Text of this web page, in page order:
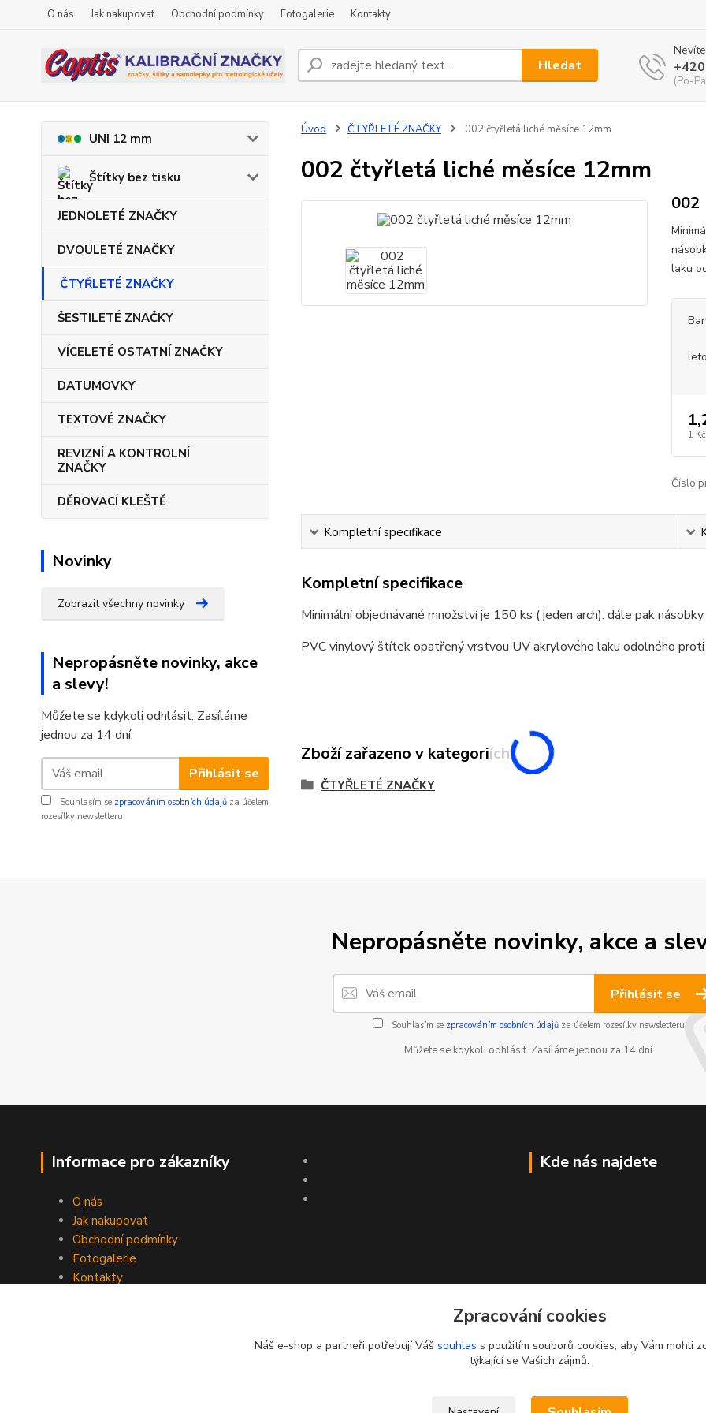
O nás Jak nakupovat Obchodní podmínky Fotogalerie Kontakty
Hledat
(Po-
UNI 12 mm
Štítky bez tisku
JEDNOLETÉ ZNAČKY
DVOULETÉ ZNAČKY
ČTYŘLETÉ ZNAČKY
ŠESTILETÉ ZNAČKY
VÍCELETÉ OSTATNÍ ZNAČKY
DATUMOVKY
TEXTOVÉ ZNAČKY
REVIZNÍ A KONTROLNÍ
ZNAČKY
DĚROVACÍ KLEŠTĚ
Novinky
Zobrazit všechny novinky
Nepropásněte novinky, akce
a slevy!
Můžete se kdykoli odhlásit. Zasíláme
jednou za 14 dní.
Přihlásit se
Souhlasím se zpracováním osobních údajů za účelem
rozesílky newsletteru.
Úvod ČTYŘLETÉ ZNAČKY 002 čtyřletá liché měsíce 12mm
002 čtyřletá liché měsíce 12mm
002
laku
1 Kč
Číslo
Kompletní specifikace
Kompletní specifikace
Minimální objednávané množství je 150 ks ( jeden arch). dále pak
PVC vinylový štítek opatřený vrstvou UV akrylového laku odolného
Zboží zařazeno v kategoriích
ČTYŘLETÉ ZNAČKY
Nepropásněte novinky, akce a
Přihlásit se
Souhlasím se zpracováním osobních údajůza účelem rozesílky newsletteru.
Můžete se kdykoli odhlásit. Zasíláme jednou za 14 dní.
Informace pro zákazníky
O nás
Jak nakupovat
Obchodní podmínky
Fotogalerie
Kontakty
Kde nás najdete
Zpracování cookies
Náš e-shop a partneři potřebují Váš souhlas s použitím souborů cookies, aby Vám mohli
týkající se Vašich zájmů.